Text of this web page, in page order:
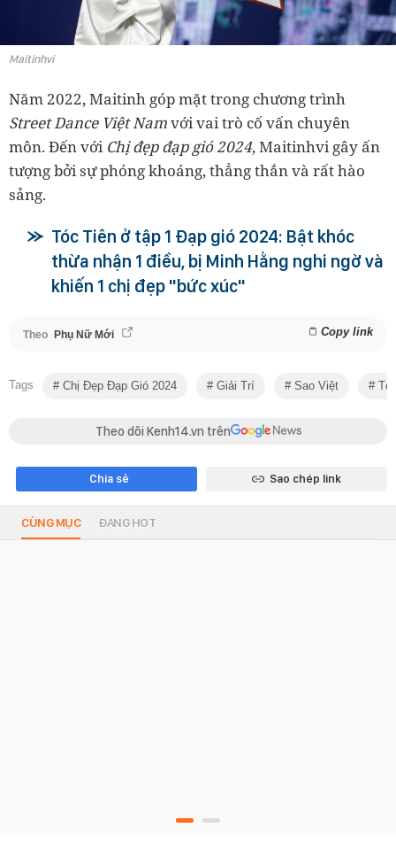
Maitinhvi
Năm 2022, Maitinh góp mặt trong chương trình
Street Dance Việt Namvới vai trò cố vấn chuyên
môn. Đến với Chị đẹp đạp gió 2024, Maitinhvi gây ấn
tượng bởi sự phóng khoáng, thẳng thắn và rất hào
sảng.
Tóc Tiên ở tập 1 Đạp gió 2024: Bật khóc
thừa nhận 1 điều, bị Minh Hằng nghi ngờ và
khiến 1 chị đẹp "bức xúc"
Theo Phụ Nữ Mới Copy link
Tags Chị Đẹp Đạp Gió 2024 Giải Trí Sao Việt
Theo dõi Kenh14.vn trên
Chia sẻ Sao chép link
CÙNG MỤC ĐANG HOT